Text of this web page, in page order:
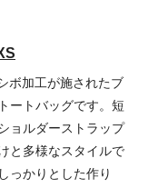
ボ加工が施されたブ
ートバッグです。短
ョルダーストラップ
と多様なスタイルで
っかりとした作り